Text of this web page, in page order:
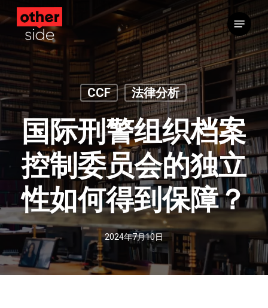
到
要
内
容
CCF 法律分析
国际刑警组织档案
控制委员会的独立
性如何得到保障？
2024年7月10日